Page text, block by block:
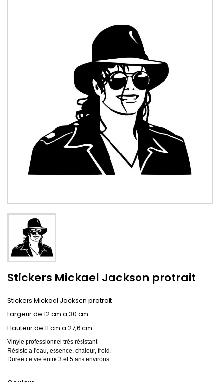
Stickers Mickael Jackson protrait
Stickers Mickael Jackson protrait
Largeur de 12 cm a 30 cm
Hauteur de 11 cm a 27,6 cm
Vinyle professionnel très résistant
Résiste a l'eau, essence, chaleur, froid.
Durée de vie entre 3 et 5 ans environs